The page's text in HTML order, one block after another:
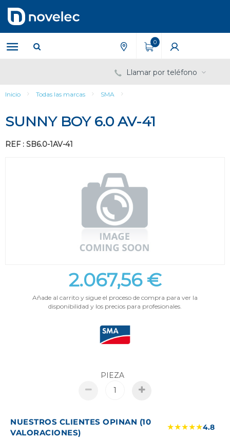
contenido
menú
de
navegación
0
Llamar por teléfono
Inicio Todas las marcas SMA
SUNNY BOY 6.0 AV-41
REF : SB6.0-1AV-41
2.067,56 €
Añade al carrito y sigue el proceso de compra para ver la
disponibilidad y los precios para profesionales.
PIEZA
NUESTROS CLIENTES OPINAN (10
VALORACIONES)
★★★★★4.8